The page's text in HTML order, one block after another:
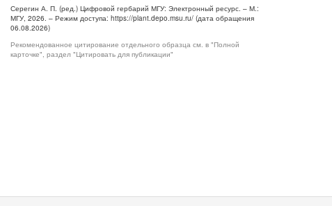
Серегин А. П. (ред.) Цифровой гербарий МГУ: Электронный ресурс. – М.:
МГУ, 2026. – Режим доступа: https://plant.depo.msu.ru/ (дата обращения
06.08.2026)
Рекомендованное цитирование отдельного образца см. в "Полной
карточке", раздел "Цитировать для публикации"